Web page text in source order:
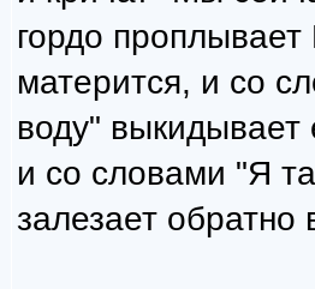
гордо проплывает
матерится, и со
воду" выкидывает
и со словами "Я
залезает обратно